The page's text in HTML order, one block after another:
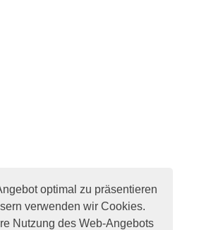
optimal zu präsentieren
verwenden wir Cookies.
Nutzung des Web-Angebots